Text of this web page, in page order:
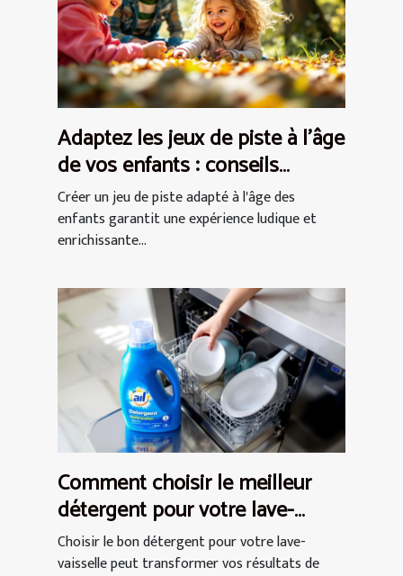
Adaptez les jeux de piste à l'âge
de vos enfants : conseils
pratiques
Créer un jeu de piste adapté à l'âge des
enfants garantit une expérience ludique et
enrichissante...
Comment choisir le meilleur
détergent pour votre lave-
vaisselle ?
Choisir le bon détergent pour votre lave-
vaisselle peut transformer vos résultats de